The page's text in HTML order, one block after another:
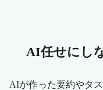
AI任せにし
AIが作った要約やタ